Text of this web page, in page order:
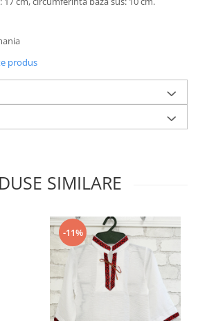
produs
SIMILARE
-11%